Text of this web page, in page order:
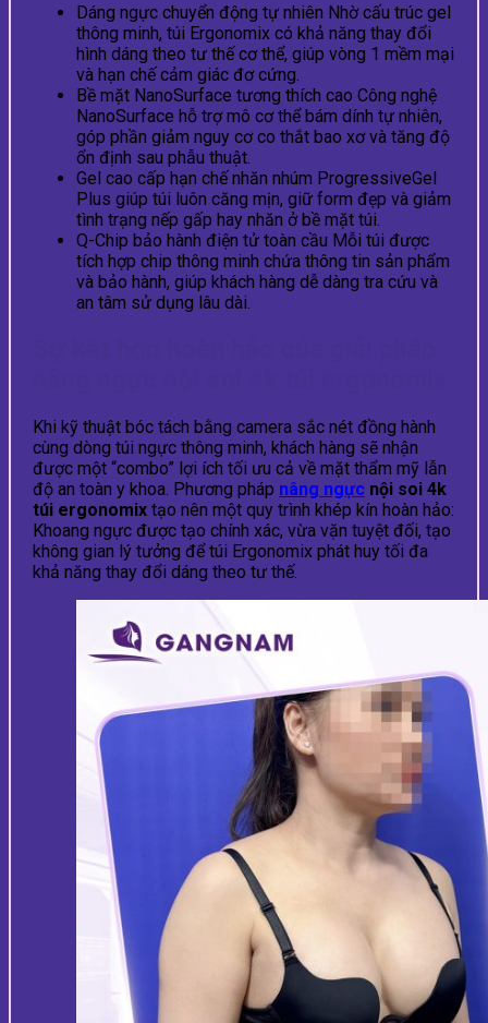
Dáng ngực chuyển động tự nhiên Nhờ cấu trúc gel
thông minh, túi Ergonomix có khả năng thay đổi
hình dáng theo tư thế cơ thể, giúp vòng 1 mềm mại
và hạn chế cảm giác đơ cứng.
Bề mặt NanoSurface tương thích cao Công nghệ
NanoSurface hỗ trợ mô cơ thể bám dính tự nhiên,
góp phần giảm nguy cơ co thắt bao xơ và tăng độ
ổn định sau phẫu thuật.
Gel cao cấp hạn chế nhăn nhúm ProgressiveGel
Plus giúp túi luôn căng mịn, giữ form đẹp và giảm
tình trạng nếp gấp hay nhăn ở bề mặt túi.
Q-Chip bảo hành điện tử toàn cầu Mỗi túi được
tích hợp chip thông minh chứa thông tin sản phẩm
và bảo hành, giúp khách hàng dễ dàng tra cứu và
an tâm sử dụng lâu dài.
Khi kỹ thuật bóc tách bằng camera sắc nét đồng hành
cùng dòng túi ngực thông minh, khách hàng sẽ nhận
được một “combo” lợi ích tối ưu cả về mặt thẩm mỹ lẫn
độ an toàn y khoa. Phương pháp nâng ngực nội soi 4k
túi ergonomix tạo nên một quy trình khép kín hoàn hảo:
Khoang ngực được tạo chính xác, vừa vặn tuyệt đối, tạo
không gian lý tưởng để túi Ergonomix phát huy tối đa
khả năng thay đổi dáng theo tư thế.